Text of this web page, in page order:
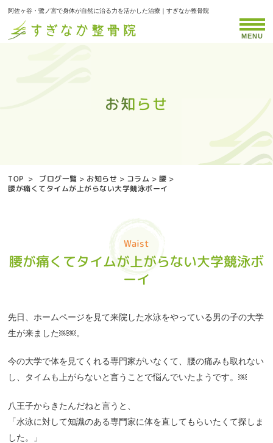
阿佐ヶ谷・鷺ノ宮で身体が自然に治る力を活かした治療｜すぎなか整骨院
お知らせ
お知らせ
お知らせ
お知らせ
お知らせ
お知らせ
お知らせ
お知らせ
お知らせ
お知らせ
お知らせ
お知らせ
お知らせ
お知らせ
お知らせ
お知らせ
お知らせ
お知らせ
お知らせ
お知らせ
お知らせ
お知らせ
お知らせ
お知らせ
お知らせ
お知らせ
お知らせ
お知らせ
お知らせ
お知らせ
お知らせ
お知らせ
お知らせ
お知らせ
お知らせ
MENU
TOP > ブログ一覧 > お知らせ > コラム > 腰 >
腰が痛くてタイムが上がらない大学競泳ボーイ
Waist
腰が痛くてタイムが上がらない大学競泳ボ
ーイ
先日、ホームページを見て来院した水泳をやっている男の子の大学
生が来ました￼￼。
今の大学で体を見てくれる専門家がいなくて、腰の痛みも取れない
し、タイムも上がらないと言うことで悩んでいたようです。￼
八王子からきたんだねと言うと、
「水泳に対して知識のある専門家に体を直してもらいたくて探しま
した。」